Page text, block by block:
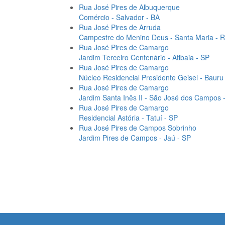
Rua José Pires de Albuquerque
Comércio - Salvador - BA
Rua José Pires de Arruda
Campestre do Menino Deus - Santa Maria -
Rua José Pires de Camargo
Jardim Terceiro Centenário - Atibaia - SP
Rua José Pires de Camargo
Núcleo Residencial Presidente Geisel -
Rua José Pires de Camargo
Jardim Santa Inês II - São José dos Campos
Rua José Pires de Camargo
Residencial Astória - Tatuí - SP
Rua José Pires de Campos Sobrinho
Jardim Pires de Campos - Jaú - SP